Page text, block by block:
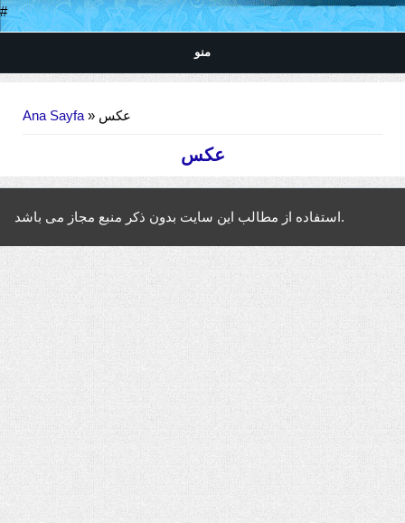
#
منو
Ana Sayfa
» عکس
عکس
استفاده از مطالب این سایت بدون ذکر منبع مجاز می باشد.